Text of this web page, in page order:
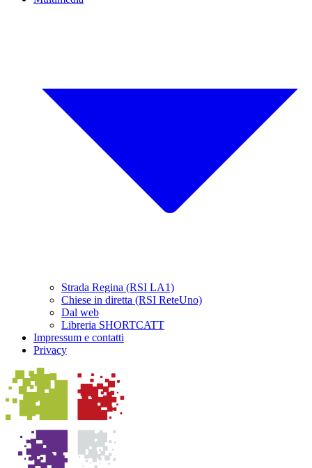
Strada Regina (RSI LA1)
Chiese in diretta (RSI ReteUno)
Dal web
Libreria SHORTCATT
Impressum e contatti
Privacy